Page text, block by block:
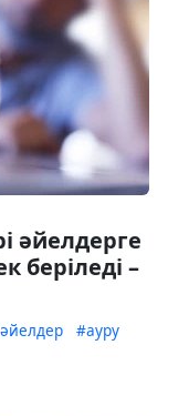
әйелдерге
беріледі –
#ауру